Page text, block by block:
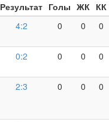
Результат Голы ЖК КК
4:2 0 0 0
0:2 0 0 0
2:3 0 0 0